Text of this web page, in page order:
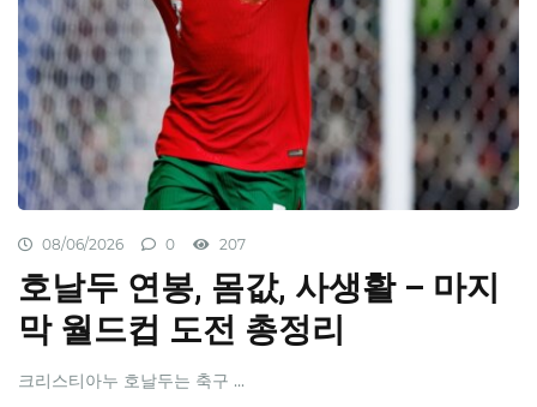
08/06/2026 0 207
호날두 연봉, 몸값, 사생활 – 마지
막 월드컵 도전 총정리
크리스티아누 호날두는 축구 ...